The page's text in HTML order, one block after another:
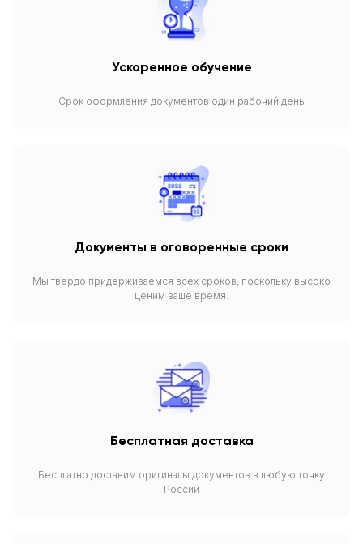
Ускоренное обучение
Срок оформления документов один рабочий день
Документы в оговоренные сроки
Мы твердо придерживаемся всех сроков, поскольку высоко
ценим ваше время.
Бесплатная доставка
Бесплатно доставим оригиналы документов в любую точку
России